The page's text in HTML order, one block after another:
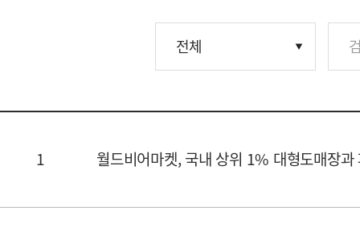
1 월드비어마켓, 국내 상위 1% 대형도매장과